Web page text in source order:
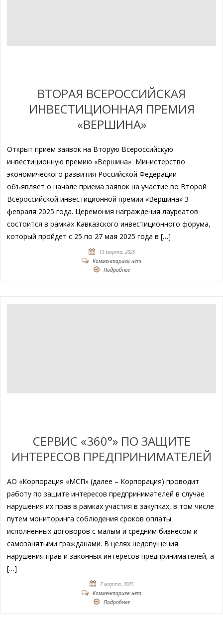
ВТОРАЯ ВСЕРОССИЙСКАЯ
ИНВЕСТИЦИОННАЯ ПРЕМИЯ
«ВЕРШИНА»
Открыт прием заявок на Вторую Всероссийскую
инвестиционную премию «Вершина» Министерство
экономического развития Российской Федерации
объявляет о начале приема заявок на участие во Второй
Всероссийской инвестиционной премии «Вершина» 3
февраля 2025 года. Церемония награждения лауреатов
состоится в рамках Кавказского инвестиционного форума,
который пройдет с 25 по 27 мая 2025 года в […]
13 марта, 2025
Комментариев нет
Подробнее
СЕРВИС «360°» ПО ЗАЩИТЕ
ИНТЕРЕСОВ ПРЕДПРИНИМАТЕЛЕЙ
АО «Корпорация «МСП» (далее – Корпорация) проводит
работу по защите интересов предпринимателей в случае
нарушения их прав в рамках участия в закупках, в том числе
путем мониторинга соблюдения сроков оплаты
исполненных договоров с малым и средним бизнесом и
самозанятыми гражданами. В целях недопущения
нарушения прав и законных интересов предпринимателей, а
[…]
7 марта, 2025
Комментариев нет
Подробнее